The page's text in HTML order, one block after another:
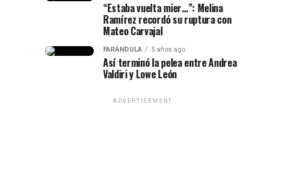
“Estaba vuelta mier…”: Melina
Ramírez recordó su ruptura con
Mateo Carvajal
FARÁNDULA 5 años ago
Así terminó la pelea entre Andrea
Valdiri y Lowe León
ADVERTISEMENT